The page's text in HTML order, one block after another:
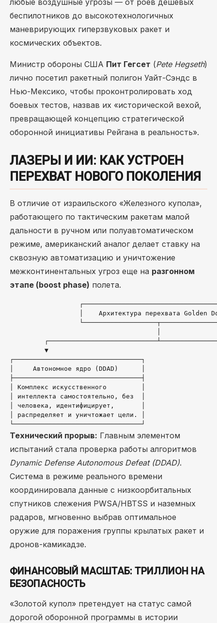
любые воздушные угрозы — от роев дешевых
беспилотников до высокотехнологичных
маневрирующих гиперзвуковых ракет и
космических объектов.
Министр обороны США Пит Гегсет (Pete Hegseth)
лично посетил ракетный полигон Уайт-Сэндс в
Нью-Мексико, чтобы проконтролировать ход
боевых тестов, назвав их «исторической вехой,
превращающей концепцию стратегической
оборонной инициативы Рейгана в реальность».
ЛАЗЕРЫ И ИИ: КАК УСТРОЕН
ПЕРЕХВАТ НОВОГО ПОКОЛЕНИЯ
В отличие от израильского «Железного купола»,
работающего по тактическим ракетам малой
дальности в ручном или полуавтоматическом
режиме, американский аналог делает ставку на
сквозную автоматизацию и уничтожение
межконтинентальных угроз еще на разгонном
этапе (boost phase) полета.
│    Архитектура перехвата Golden
▼
┌─────────────────────────────────┐
│     Автономное ядро (DDAD)      │
├─────────────────────────────────┤
│ Комплекс искусственного         │
│ интеллекта самостоятельно, без  │
│ человека, идентифицирует,       │
│ распределяет и уничтожает цели. │
Технический прорыв: Главным элементом
испытаний стала проверка работы алгоритмов
Dynamic Defense Autonomous Defeat (DDAD).
Система в режиме реального времени
координировала данные с низкоорбитальных
спутников слежения PWSA/HBTSS и наземных
радаров, мгновенно выбрав оптимальное
оружие для поражения группы крылатых ракет и
дронов-камикадзе.
ФИНАНСОВЫЙ МАСШТАБ: ТРИЛЛИОН НА
БЕЗОПАСНОСТЬ
«Золотой купол» претендует на статус самой
дорогой оборонной программы в истории